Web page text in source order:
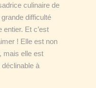
culinaire de
difficulté
Et c’est
! Elle est non
mais elle est
à